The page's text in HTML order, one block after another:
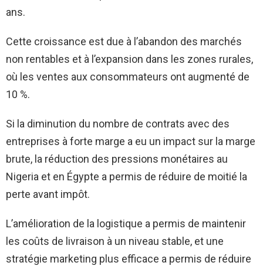
ans.
Cette croissance est due à l’abandon des marchés
non rentables et à l’expansion dans les zones rurales,
où les ventes aux consommateurs ont augmenté de
10 %.
Si la diminution du nombre de contrats avec des
entreprises à forte marge a eu un impact sur la marge
brute, la réduction des pressions monétaires au
Nigeria et en Égypte a permis de réduire de moitié la
perte avant impôt.
L’amélioration de la logistique a permis de maintenir
les coûts de livraison à un niveau stable, et une
stratégie marketing plus efficace a permis de réduire